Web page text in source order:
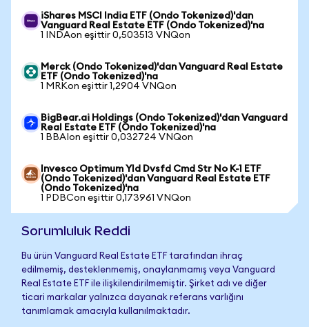
iShares MSCI India ETF (Ondo Tokenized)'dan
Vanguard Real Estate ETF (Ondo Tokenized)'na
1 INDAon eşittir 0,503513 VNQon
Merck (Ondo Tokenized)'dan Vanguard Real Estate
ETF (Ondo Tokenized)'na
1 MRKon eşittir 1,2904 VNQon
BigBear.ai Holdings (Ondo Tokenized)'dan Vanguard
Real Estate ETF (Ondo Tokenized)'na
1 BBAIon eşittir 0,032724 VNQon
Invesco Optimum Yld Dvsfd Cmd Str No K-1 ETF
(Ondo Tokenized)'dan Vanguard Real Estate ETF
(Ondo Tokenized)'na
1 PDBCon eşittir 0,173961 VNQon
Sorumluluk Reddi
Bu ürün Vanguard Real Estate ETF tarafından ihraç
edilmemiş, desteklenmemiş, onaylanmamış veya Vanguard
Real Estate ETF ile ilişkilendirilmemiştir. Şirket adı ve diğer
ticari markalar yalnızca dayanak referans varlığını
tanımlamak amacıyla kullanılmaktadır.